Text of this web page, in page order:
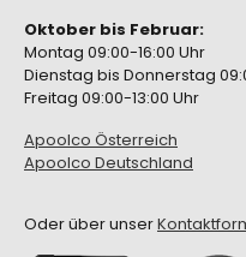
Oktober bis Februar:
Montag 09:00-16:00 Uhr
Dienstag bis Donnerstag
Freitag 09:00-13:00 Uhr
Apoolco Österreich
Apoolco Deutschland
Oder über unser